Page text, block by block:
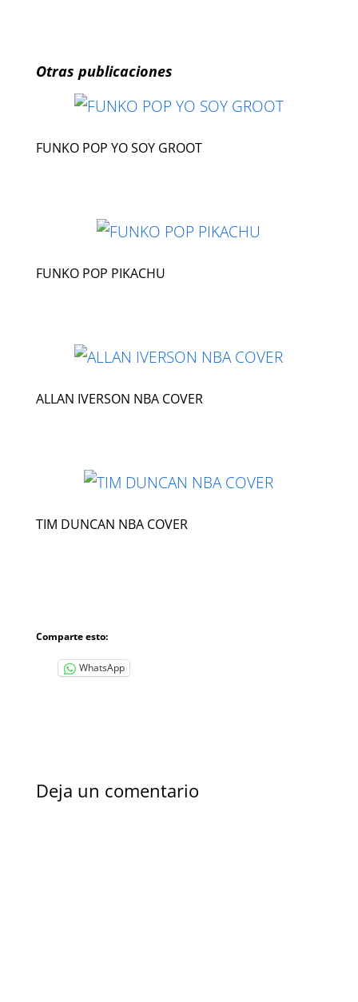
Otras publicaciones
FUNKO POP YO SOY GROOT
FUNKO POP PIKACHU
ALLAN IVERSON NBA COVER
TIM DUNCAN NBA COVER
Comparte esto:
WhatsApp
Deja un comentario